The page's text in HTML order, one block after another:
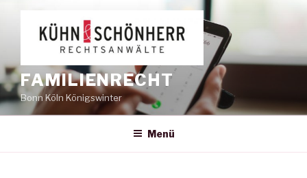
springen
FAMILIENRECHT
Bonn Köln Königswinter
Menü